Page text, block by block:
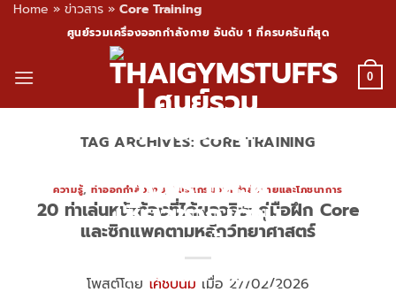
Home » ข่าวสาร » Core Training
content
ศูนย์รวมเครื่องออกกำลังกาย อันดับ 1 ที่ครบครันที่สุด
0
TAG ARCHIVES:CORE TRAINING
ความรู้,ท่าออกกำลังกาย ,โปรแกรมออกกำลังกายและโภชนาการ
20 ท่าเล่นหน้าท้องที่ได้ผลจริง: คู่มือฝึก Core
และซิกแพคตามหลักวิทยาศาสตร์
โพสต์โดย โค้ชปูนิ่ม เมื่อ 27/02/2026